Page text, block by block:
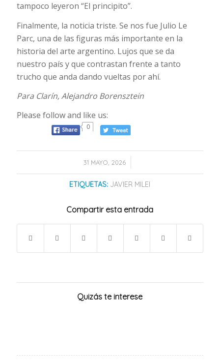
tampoco leyeron “El principito”.
Finalmente, la noticia triste. Se nos fue Julio Le
Parc, una de las figuras más importante en la
historia del arte argentino. Lujos que se da
nuestro país y que contrastan frente a tanto
trucho que anda dando vueltas por ahí.
Para Clarín, Alejandro Borensztein
Please follow and like us:
0
31 MAYO, 2026
/
ETIQUETAS: JAVIER MILEI
Compartir esta entrada
Quizás te interese